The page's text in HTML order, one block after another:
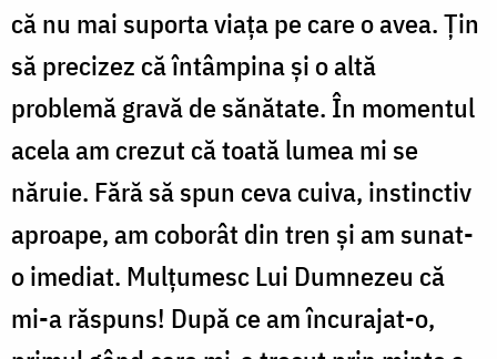
că nu mai suporta viața pe care o avea. Țin
să precizez că întâmpina și o altă
problemă gravă de sănătate. În momentul
acela am crezut că toată lumea mi se
năruie. Fără să spun ceva cuiva, instinctiv
aproape, am coborât din tren și am sunat-
o imediat. Mulțumesc Lui Dumnezeu că
mi-a răspuns! După ce am încurajat-o,